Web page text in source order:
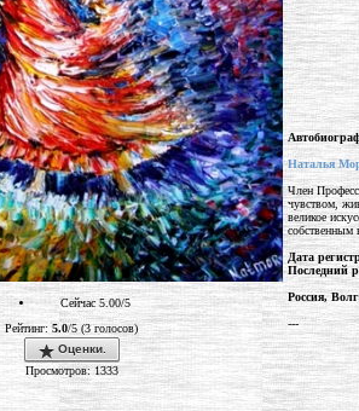
Сейчас 5.00/5
Рейтинг:5.0/5 (3 голосов)
Оценки.
Просмотров: 1333
Наталья
Член
чувством,
великое
собственным
Дата
Последний
Россия,
---